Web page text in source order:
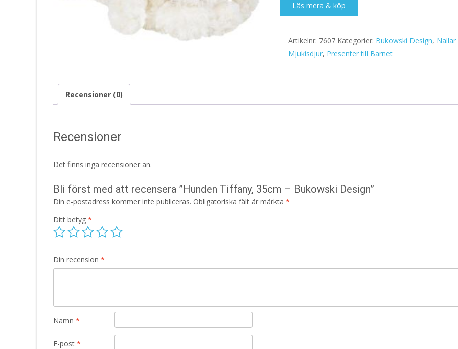
Läs mera & köp
Artikelnr: 7607 Kategorier: Bukowski Design, Nallar
Mjukisdjur, Presenter till Barnet
Recensioner (0)
Recensioner
Det finns inga recensioner än.
Bli först med att recensera ”Hunden Tiffany, 35cm – Bukowski Design”
Din e-postadress kommer inte publiceras. Obligatoriska fält är märkta *
Ditt betyg *
Din recension *
Namn *
E-post *